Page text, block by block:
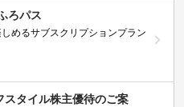
ろパス
めるサブスクリプションプラン
スタイル株主優待のご案